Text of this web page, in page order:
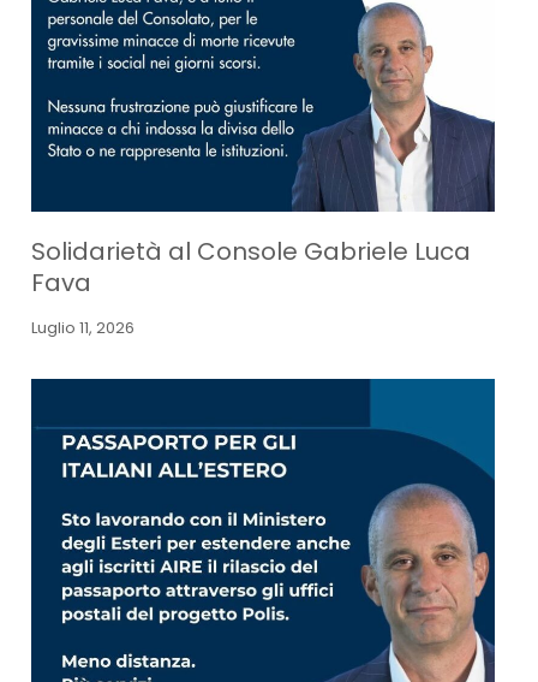
Solidarietà al Console Gabriele Luca
Fava
Luglio 11, 2026